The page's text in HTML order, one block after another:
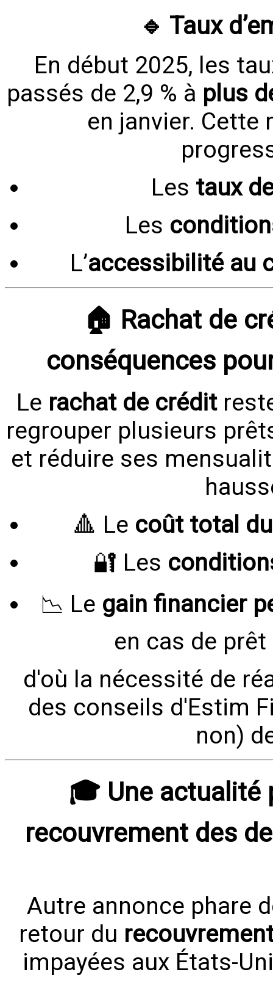
🔹 Taux
En début 2025, les
passés de 2,9 % à plus
en janvier. Cette
Les taux
Les
L’accessibilité au
🏠 Rachat de
conséquences
Le rachat de crédit
regrouper plusieurs
et réduire ses
🔺 Le coût total
🔐 Les
📉 Le gain financier
en cas de
d'où la nécessité de
des conseils d'Estim
non)
🎓 Une actualité
recouvrement des
Autre annonce phare
retour du
impayées aux États-